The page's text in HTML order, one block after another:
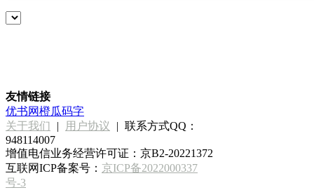
友情链接
优书网橙瓜码字
关于我们
| 用户协议 | 联系方式QQ：
948114007
增值电信业务经营许可证：京B2-20221372
互联网ICP备案号： 京ICP备2022000337
号-3